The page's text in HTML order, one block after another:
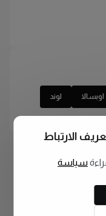
اوبسالا لوند
الارتباط
سياسة